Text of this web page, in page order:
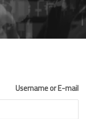
Username or E-mail